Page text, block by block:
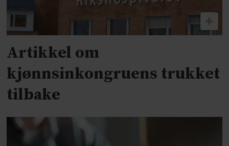
Artikkel om
kjønnsinkongruens trukket
tilbake